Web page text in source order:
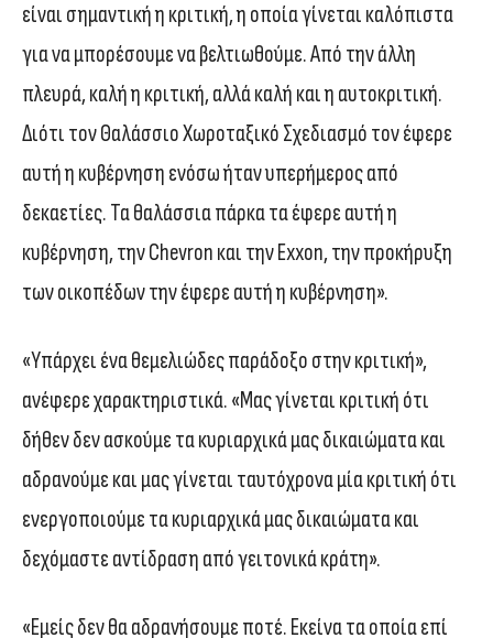
είναι σημαντική η κριτική, η οποία γίνεται καλόπιστα
για να μπορέσουμε να βελτιωθούμε. Από την άλλη
πλευρά, καλή η κριτική, αλλά καλή και η αυτοκριτική.
Διότι τον Θαλάσσιο Χωροταξικό Σχεδιασμό τον έφερε
αυτή η κυβέρνηση ενόσω ήταν υπερήμερος από
δεκαετίες. Τα θαλάσσια πάρκα τα έφερε αυτή η
κυβέρνηση, την Chevron και την Exxon, την προκήρυξη
των οικοπέδων την έφερε αυτή η κυβέρνηση».
«Υπάρχει ένα θεμελιώδες παράδοξο στην κριτική»,
ανέφερε χαρακτηριστικά. «Μας γίνεται κριτική ότι
δήθεν δεν ασκούμε τα κυριαρχικά μας δικαιώματα και
αδρανούμε και μας γίνεται ταυτόχρονα μία κριτική ότι
ενεργοποιούμε τα κυριαρχικά μας δικαιώματα και
δεχόμαστε αντίδραση από γειτονικά κράτη».
«Εμείς δεν θα αδρανήσουμε ποτέ. Εκείνα τα οποία επί